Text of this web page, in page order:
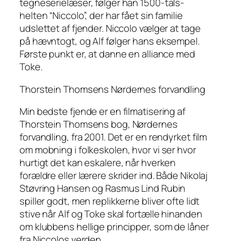
tegneserielæser, følger han 1500-tals-
helten “Niccolo”, der har fået sin familie
udslettet af fjender. Niccolo vælger at tage
på hævntogt, og Alf følger hans eksempel.
Første punkt er, at danne en alliance med
Toke.
Thorstein Thomsens Nørdernes forvandling
Min bedste fjende er en filmatisering af
Thorstein Thomsens bog, Nørdernes
forvandling, fra 2001. Det er en rendyrket film
om mobning i folkeskolen, hvor vi ser hvor
hurtigt det kan eskalere, når hverken
forældre eller lærere skrider ind. Både Nikolaj
Støvring Hansen og Rasmus Lind Rubin
spiller godt, men replikkerne bliver ofte lidt
stive når Alf og Toke skal fortælle hinanden
om klubbens hellige principper, som de låner